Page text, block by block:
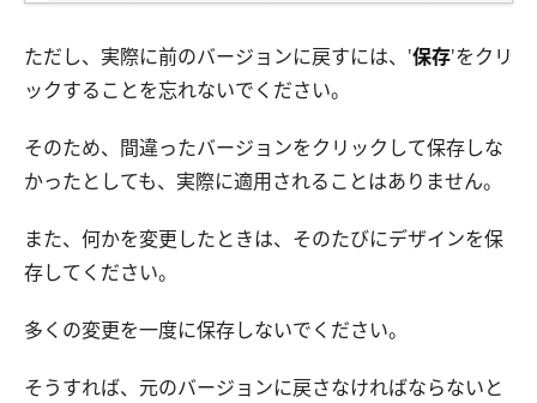
ただし、実際に前のバージョンに戻すには、'保存'をクリ
ックすることを忘れないでください。
そのため、間違ったバージョンをクリックして保存しな
かったとしても、実際に適用されることはありません。
また、何かを変更したときは、そのたびにデザインを保
存してください。
多くの変更を一度に保存しないでください。
そうすれば、元のバージョンに戻さなければならないと